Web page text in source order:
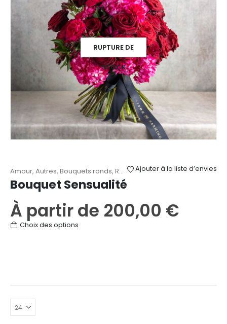
être
choisies
sur
la
page
du
produit
RUPTURE DE
STOCK
Ajouter à la liste d’envies
Amour, Autres, Bouquets ronds, Roses ,Saint-Valentin
Bouquet Sensualité
À partir de 200,00 €
Choix des options
Les